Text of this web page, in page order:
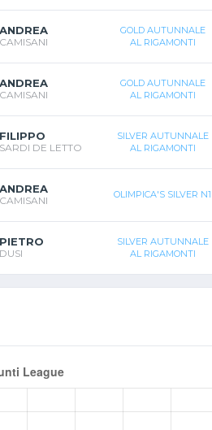
ANDREA
CAMISANI
GOLD AUTUNNALE
AL RIGAMONTI
ANDREA
CAMISANI
GOLD AUTUNNALE
AL RIGAMONTI
FILIPPO
SARDI DE LETTO
SILVER AUTUNNALE
AL RIGAMONTI
ANDREA
CAMISANI OLIMPICA'S SILVER N1
PIETRO
DUSI
SILVER AUTUNNALE
AL RIGAMONTI